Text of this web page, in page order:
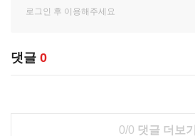
댓글 0
0/0 댓글 더보기